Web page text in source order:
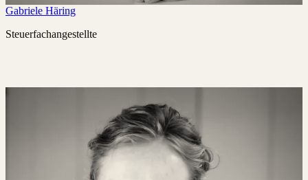
Gabriele Häring
Steuerfachangestellte